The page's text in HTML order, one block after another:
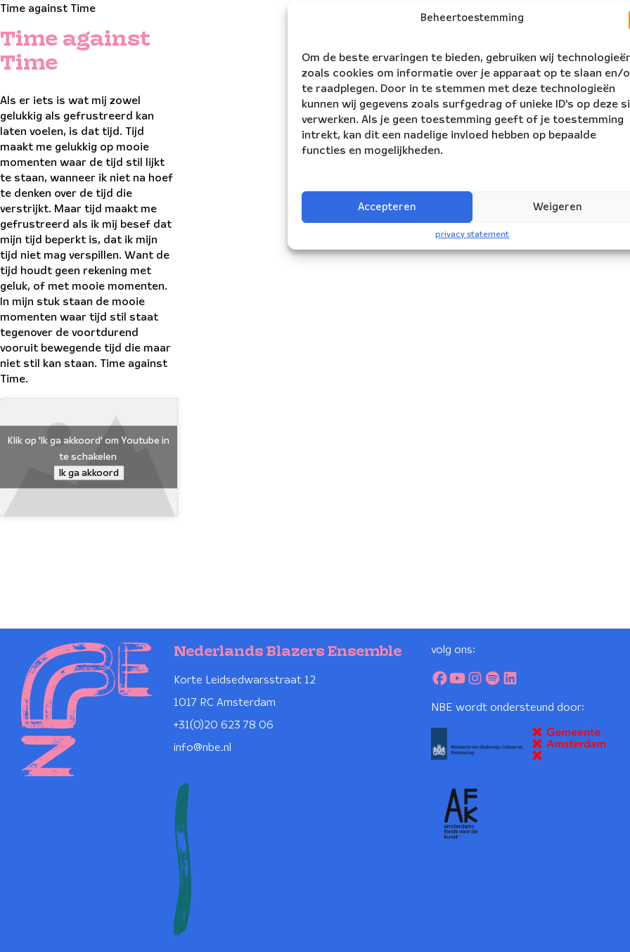
Beheertoestemming
Om de beste ervaringen te bieden, gebruiken wij
zoals cookies om informatie over je apparaat op te slaan en/
te raadplegen. Door in te stemmen met deze technologieën
kunnen wij gegevens zoals surfgedrag of unieke ID's op deze
verwerken. Als je geen toestemming geeft of je toestemming
intrekt, kan dit een nadelige invloed hebben op bepaalde
functies en mogelijkheden.
Accepteren Weigeren
privacy statement
Time against Time
Time against
Time
Als er iets is wat mij zowel
gelukkig als gefrustreerd kan
laten voelen, is dat tijd. Tijd
maakt me gelukkig op mooie
momenten waar de tijd stil lijkt
te staan, wanneer ik niet na hoef
te denken over de tijd die
verstrijkt. Maar tijd maakt me
gefrustreerd als ik mij besef dat
mijn tijd beperkt is, dat ik mijn
tijd niet mag verspillen. Want de
tijd houdt geen rekening met
geluk, of met mooie momenten.
In mijn stuk staan de mooie
momenten waar tijd stil staat
tegenover de voortdurend
vooruit bewegende tijd die maar
niet stil kan staan. Time against
Time.
Klik op 'Ik ga akkoord' om Youtube in
te schakelen
Ik ga akkoord
Nederlands Blazers Ensemble
Korte Leidsedwarsstraat 12
1017 RC Amsterdam
+31(0)20 623 78 06
info@nbe.nl
volg ons:
NBE wordt ondersteund door: